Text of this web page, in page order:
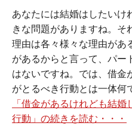
あなたには結婚はしたいけ
きな問題がありますね。そ
理由は各々様々な理由があ
があるからと言って、パー
はないですね。では、借金
がとるべき行動とは一体何
「借金があるけれども結
行動」の続きを読む・・・